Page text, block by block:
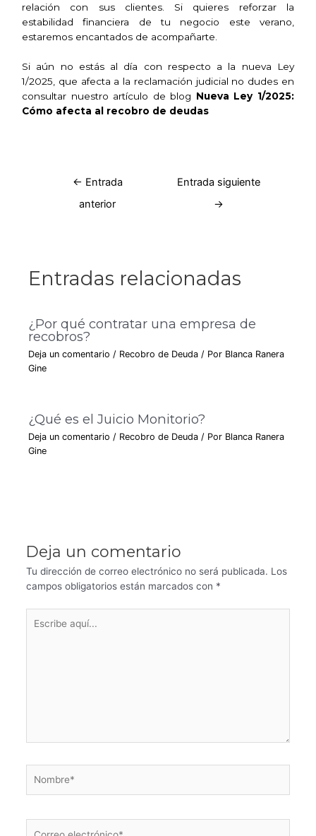
relación con sus clientes. Si quieres reforzar la
estabilidad financiera de tu negocio este verano,
estaremos encantados de acompañarte.
Si aún no estás al día con respecto a la nueva
Ley
1/2025, que afecta a la reclamación judicial no dudes en
consultar nuestro artículo de blog Nueva Ley 1/2025:
Cómo afecta al recobro de deudas
← Entrada
anterior
Entrada siguiente
→
Entradas relacionadas
¿Por qué contratar una empresa de
recobros?
Deja un comentario / Recobro de Deuda / Por Blanca Ranera
Gine
¿Qué es el Juicio Monitorio?
Deja un comentario / Recobro de Deuda / Por Blanca Ranera
Gine
Deja un comentario
Tu dirección de correo electrónico no será publicada. Los
campos obligatorios están marcados con *